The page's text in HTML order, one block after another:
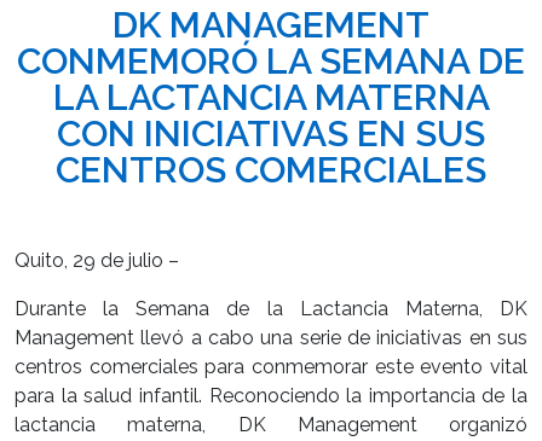
DK MANAGEMENT
CONMEMORÓ LA SEMANA DE
LA LACTANCIA MATERNA
CON INICIATIVAS EN SUS
CENTROS COMERCIALES
Quito, 29 de julio –
Durante la Semana de la Lactancia Materna, DK
Management llevó a cabo una serie de iniciativas en sus
centros comerciales para conmemorar este evento vital
para la salud infantil. Reconociendo la importancia de la
lactancia materna, DK Management organizó